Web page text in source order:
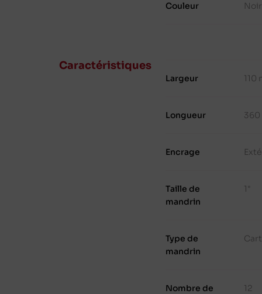
Couleur Noir
Caractéristiques
Largeur 110
Longueur 360
Encrage
Taille de
mandrin
1"
Type de
mandrin
Nombre de
12